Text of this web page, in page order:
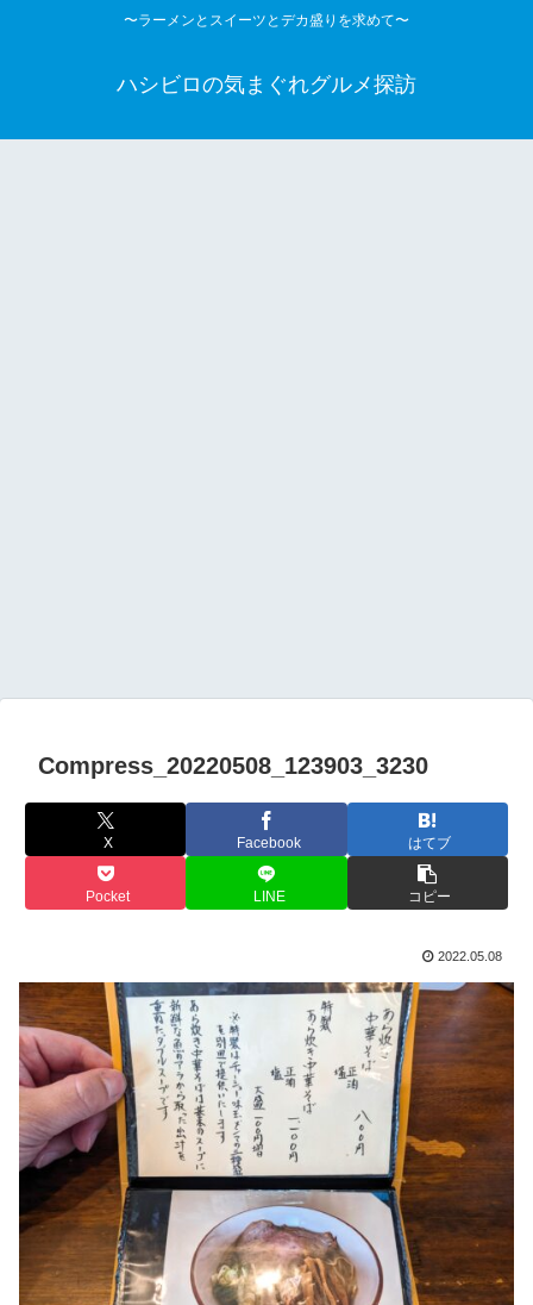
〜ラーメンとスイーツとデカ盛りを求めて〜
ハシビロの気まぐれグルメ探訪
Compress_20220508_123903_3230
X Facebook はてブ
Pocket LINE コピー
2022.05.08